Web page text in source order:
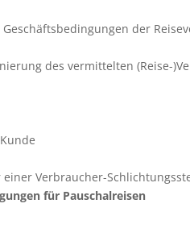
der
des vermittelten (Reise-
Verbraucher-
für Pauschalreisen